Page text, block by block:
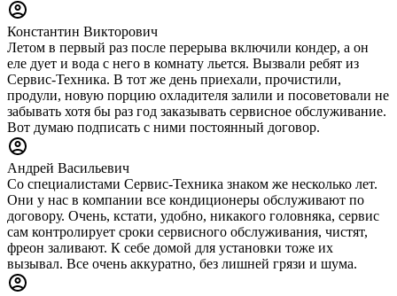
Константин Викторович
Летом в первый раз после перерыва включили кондер, а он
еле дует и вода с него в комнату льется. Вызвали ребят из
Сервис-Техника. В тот же день приехали, прочистили,
продули, новую порцию охладителя залили и посоветовали не
забывать хотя бы раз год заказывать сервисное обслуживание.
Вот думаю подписать с ними постоянный договор.
Андрей Васильевич
Со специалистами Сервис-Техника знаком же несколько лет.
Они у нас в компании все кондиционеры обслуживают по
договору. Очень, кстати, удобно, никакого головняка, сервис
сам контролирует сроки сервисного обслуживания, чистят,
фреон заливают. К себе домой для установки тоже их
вызывал. Все очень аккуратно, без лишней грязи и шума.